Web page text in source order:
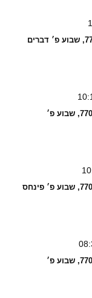
יומן שבועי מבית משיח - 770, שבוע פ׳
יומן שבועי מבית משיח - 770, שבוע פ׳